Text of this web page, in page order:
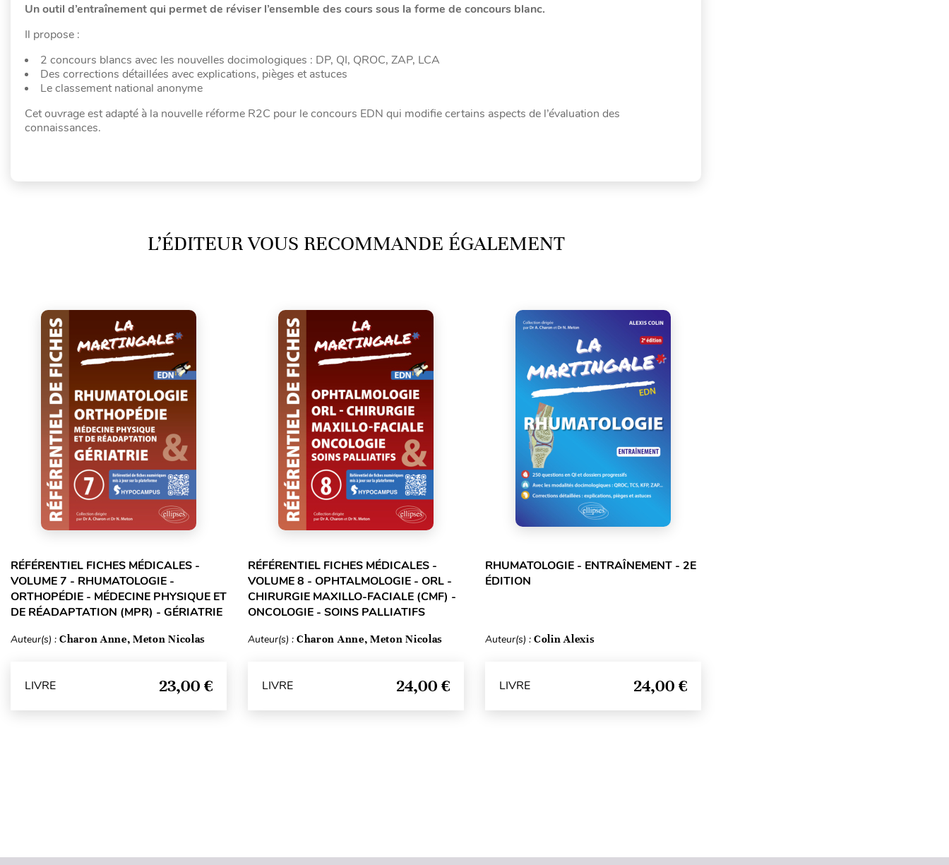
Un outil d’entraînement qui permet de réviser l’ensemble des cours sous la forme de concours blanc.
Il propose :
2 concours blancs avec les nouvelles docimologiques : DP, QI, QROC, ZAP, LCA
Des corrections détaillées avec explications, pièges et astuces
Le classement national anonyme
Cet ouvrage est adapté à la nouvelle réforme R2C pour le concours EDN qui modifie certains aspects de l’évaluation des
connaissances.
L’ÉDITEUR VOUS RECOMMANDE ÉGALEMENT
RÉFÉRENTIEL FICHES MÉDICALES -
VOLUME 7 - RHUMATOLOGIE -
ORTHOPÉDIE - MÉDECINE PHYSIQUE ET
DE RÉADAPTATION (MPR) - GÉRIATRIE
Auteur(s) : Charon Anne, Meton Nicolas
LIVRE 23,00 €
RÉFÉRENTIEL FICHES MÉDICALES -
VOLUME 8 - OPHTALMOLOGIE - ORL -
CHIRURGIE MAXILLO-FACIALE (CMF) -
ONCOLOGIE - SOINS PALLIATIFS
Auteur(s) : Charon Anne, Meton Nicolas
LIVRE 24,00 €
RHUMATOLOGIE - ENTRAÎNEMENT - 2E
ÉDITION
Auteur(s) : Colin Alexis
LIVRE 24,00 €